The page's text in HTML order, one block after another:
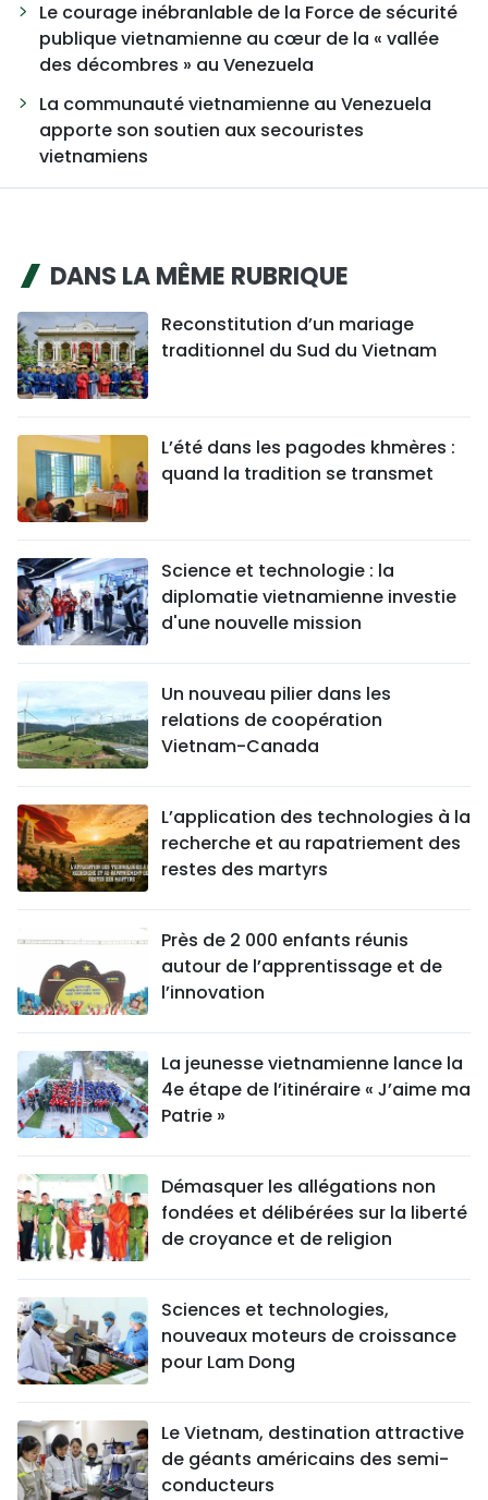
Le courage inébranlable de la Force de sécurité
publique vietnamienne au cœur de la « vallée
des décombres » au Venezuela
La communauté vietnamienne au Venezuela
apporte son soutien aux secouristes
vietnamiens
DANS LA MÊME RUBRIQUE
Reconstitution d’un mariage
traditionnel du Sud du Vietnam
L’été dans les pagodes khmères :
quand la tradition se transmet
Science et technologie : la
diplomatie vietnamienne investie
d'une nouvelle mission
Un nouveau pilier dans les
relations de coopération
Vietnam-Canada
L’application des technologies à la
recherche et au rapatriement des
restes des martyrs
Près de 2 000 enfants réunis
autour de l’apprentissage et de
l’innovation
La jeunesse vietnamienne lance la
4e étape de l’itinéraire « J’aime ma
Patrie »
Démasquer les allégations non
fondées et délibérées sur la liberté
de croyance et de religion
Sciences et technologies,
nouveaux moteurs de croissance
pour Lam Dong
Le Vietnam, destination attractive
de géants américains des semi-
conducteurs